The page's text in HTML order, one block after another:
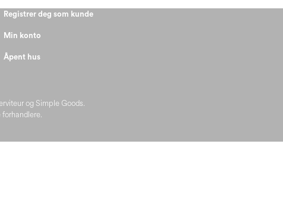
og Simple Goods.
Registrer deg som kunde
Min konto
Åpent hus